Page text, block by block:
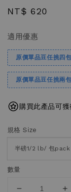
Regular
NT$ 620
適用優惠
原價單品豆任挑四
原價單品豆任挑兩
購買此產品可
規格 Size
數量